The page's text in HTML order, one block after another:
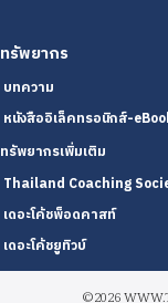
ทรัพยากร
บทความ
หนังสืออิเล็คทรอนิกส์-
ทรัพยากรเพิ่มเติม
Thailand Coaching
เดอะโค้ชพ็อดคาสท์
เดอะโค้ชยูทิวบ์
©2026